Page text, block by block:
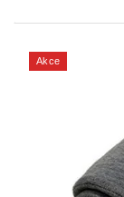
Akce